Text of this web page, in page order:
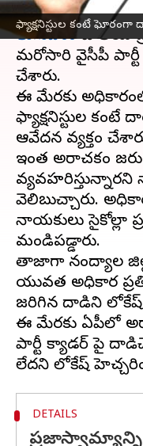
ఫ్యాక్షనిస్టుల కంటే ఘోరంగా
ఈ వార్తాకథనం ఏంటి
తెలుగుదేశంజాతీయ
మరోసారి వైసీపీ పార్టీ
చేశారు.
ఈ మేరకు
ఫ్యాక్షనిస్టుల కంటే
ఆవేదన వ్యక్తం
ఇంత అరాచకం
వెలిబుచ్చారు.
నాయకులు సైకోల్లా
మండిపడ్డారు.
తాజాగా నంద్యాల
యువత అధికార
జరిగిన దాడిని లోకేష్
ఈ మేరకు ఏపీలో
పార్టీ క్యాడర్ పై
DETAILS
ప్రజాస్వామ్యాన్ని